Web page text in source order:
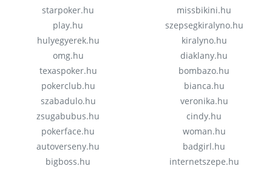
starpoker.hu
play.hu
hulyegyerek.hu
omg.hu
texaspoker.hu
pokerclub.hu
szabadulo.hu
zsugabubus.hu
pokerface.hu
autoverseny.hu
bigboss.hu
missbikini.hu
szepsegkiralyno.hu
kiralyno.hu
diaklany.hu
bombazo.hu
bianca.hu
veronika.hu
cindy.hu
woman.hu
badgirl.hu
internetszepe.hu